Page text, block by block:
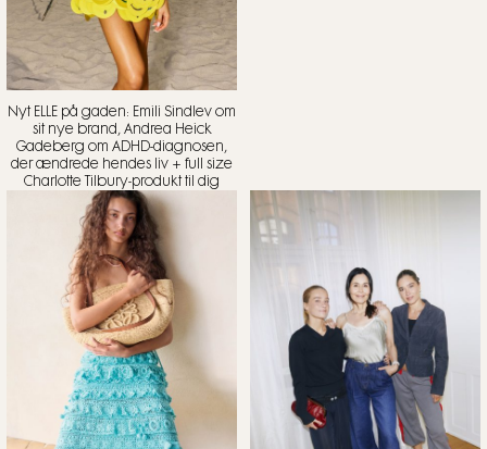
Nyt ELLE på gaden: Emili Sindlev om
sit nye brand, Andrea Heick
Gadeberg om ADHD-diagnosen,
der ændrede hendes liv + full size
Charlotte Tilbury-produkt til dig